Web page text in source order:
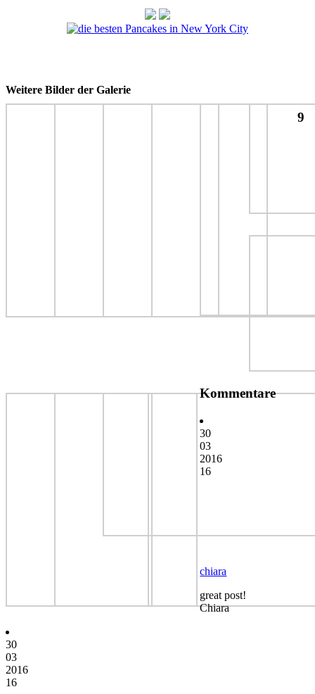
Weitere Bilder der Galerie
9
Kommentare
30
03
2016
16
chiara
great post!
Chiara
30
03
2016
16